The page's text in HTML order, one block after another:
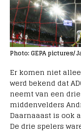
Photo: GEPA pictures/
Er komen niet
werd bekend dat
neemt van een
middenvelders
Daarnaaast is ook
De drie spelers